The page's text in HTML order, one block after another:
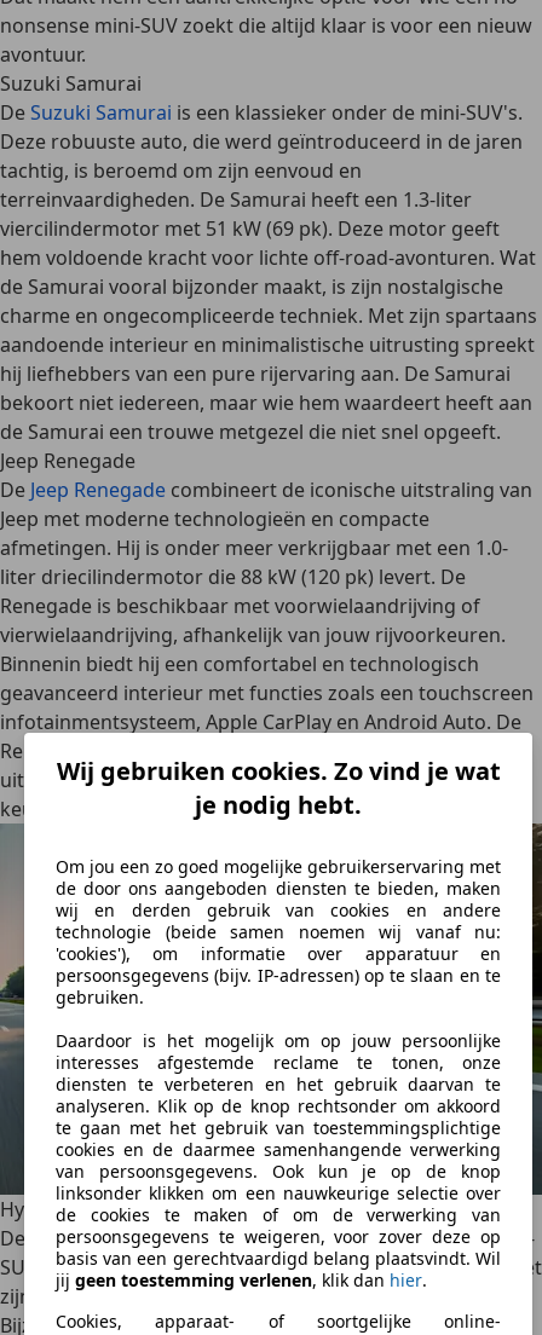
Wij gebruiken cookies. Zo vind je wat
je nodig hebt.
Om jou een zo goed mogelijke gebruikerservaring met
de door ons aangeboden diensten te bieden, maken
wij en derden gebruik van cookies en andere
technologie (beide samen noemen wij vanaf nu:
'cookies'), om informatie over apparatuur en
persoonsgegevens (bijv. IP-adressen) op te slaan en te
gebruiken.
Daardoor is het mogelijk om op jouw persoonlijke
interesses afgestemde reclame te tonen, onze
diensten te verbeteren en het gebruik daarvan te
analyseren. Klik op de knop rechtsonder om akkoord
te gaan met het gebruik van toestemmingsplichtige
cookies en de daarmee samenhangende verwerking
van persoonsgegevens. Ook kun je op de knop
linksonder klikken om een nauwkeurige selectie over
de cookies te maken of om de verwerking van
persoonsgegevens te weigeren, voor zover deze op
basis van een gerechtvaardigd belang plaatsvindt. Wil
jij geen toestemming verlenen, klik dan hier.
Cookies, apparaat- of soortgelijke online-
nonsense mini-SUV zoekt die altijd klaar is voor een nieuw
avontuur.
Suzuki Samurai
DeSuzuki Samurai is een klassieker onder de mini-SUV's.
Deze robuuste auto, die werd geïntroduceerd in de jaren
tachtig, is beroemd om zijn eenvoud en
terreinvaardigheden. De Samurai heeft een 1.3-liter
viercilindermotor met 51 kW (69 pk). Deze motor geeft
hem voldoende kracht voor lichte off-road-avonturen. Wat
de Samurai vooral bijzonder maakt, is zijn nostalgische
charme en ongecompliceerde techniek. Met zijn spartaans
aandoende interieur en minimalistische uitrusting spreekt
hij liefhebbers van een pure rijervaring aan. De Samurai
bekoort niet iedereen, maar wie hem waardeert heeft aan
de Samurai een trouwe metgezel die niet snel opgeeft.
Jeep Renegade
De Jeep Renegade combineert de iconische uitstraling van
Jeep met moderne technologieën en compacte
afmetingen. Hij is onder meer verkrijgbaar met een 1.0-
liter driecilindermotor die 88 kW (120 pk) levert. De
Renegade is beschikbaar metvoorwielaandrijving of
vierwielaandrijving, afhankelijk van jouw rijvoorkeuren.
Binnenin biedt hij een comfortabel en technologisch
geavanceerd interieur met functies zoals een touchscreen
infotainmentsysteem, Apple CarPlay en Android Auto. De
Renegade spreekt een breed publiek aan door zijn
uiterlijk,veelzijdigheidenrijcomfort en is een uitstekende
keuze voor wie een
moderne mini-SUVzoekt.
Hyundai Inster
De Hyundai Inster is een relatiefnieuwe speler in het mini-
SUV segment, maar weet zich al snel te onderscheiden met
zijn innovatieve technologieën en toegankelijkheid.
Bijzonder is dat de Inster een100% elektrische aandrijflijn